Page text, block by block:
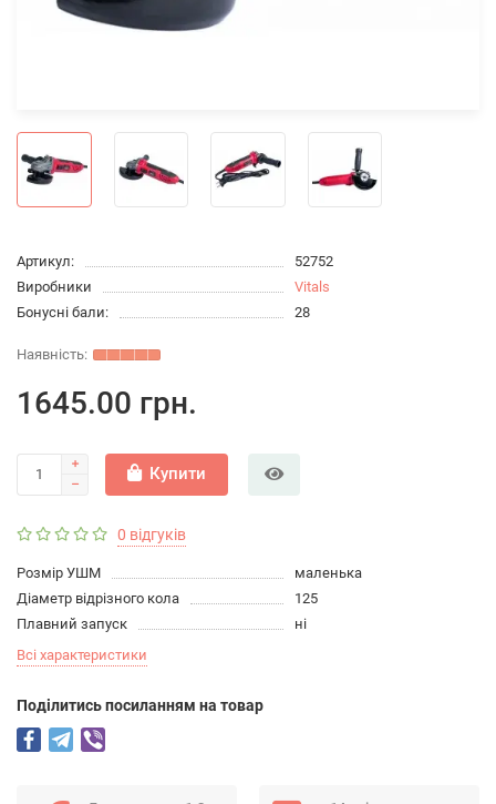
Артикул:
52752
Виробники
Vitals
Бонусні бали:
28
1645.00 грн.
Купити
0 відгуків
Розмір УШМ
маленька
Діаметр відрізного кола
125
Плавний запуск
ні
Всі характеристики
Подiлитись посиланням на товар